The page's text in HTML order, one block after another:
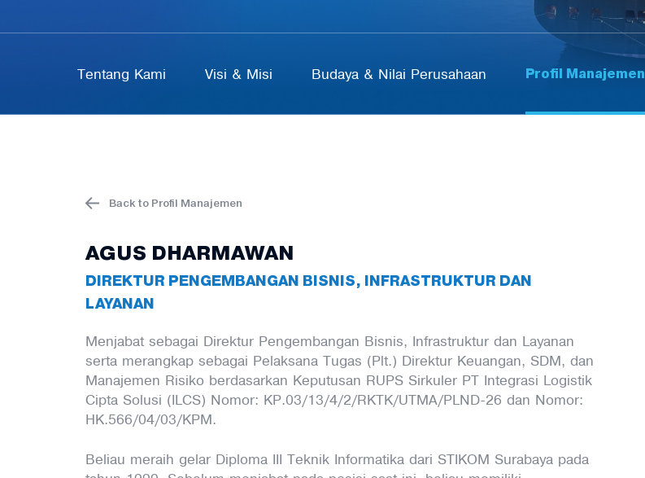
Tentang Kami Visi & Misi Budaya & Nilai Perusahaan Profil Manajemen
Back to Profil Manajemen
AGUS DHARMAWAN
DIREKTUR PENGEMBANGAN BISNIS, INFRASTRUKTUR DAN
LAYANAN
Menjabat sebagai Direktur Pengembangan Bisnis, Infrastruktur dan Layanan
serta merangkap sebagai Pelaksana Tugas (Plt.) Direktur Keuangan, SDM, dan
Manajemen Risiko berdasarkan Keputusan RUPS Sirkuler PT Integrasi Logistik
Cipta Solusi (ILCS) Nomor: KP.03/13/4/2/RKTK/UTMA/PLND-26 dan Nomor:
HK.566/04/03/KPM.
Beliau meraih gelar Diploma III Teknik Informatika dari STIKOM Surabaya pada